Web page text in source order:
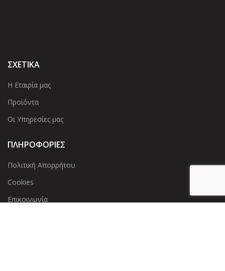
ΣΧΕΤΙΚΑ
Η Εταιρία μας
Προϊόντα
Οι Υπηρεσίες μας
ΠΛΗΡΟΦΟΡΙΕΣ
Πολιτική Απορρήτου
Cookies
Επικοινωνία